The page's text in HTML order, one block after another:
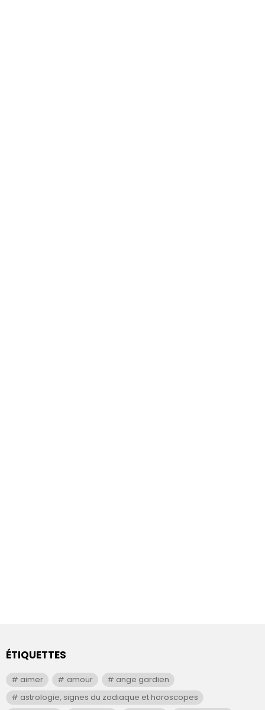
ÉTIQUETTES
aimer amour
ange gardien
astrologie, signes du zodiaque et horoscopes